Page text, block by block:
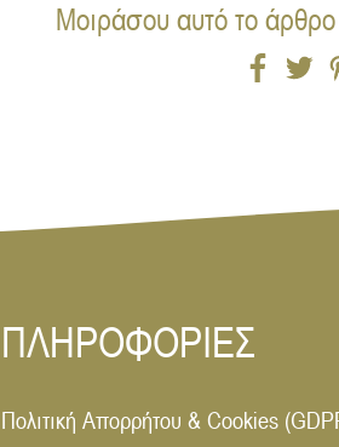
Μοιράσου αυτό το
ΠΛΗΡΟΦΟΡΙΕΣ
Πολιτική Απορρήτου & Cookies